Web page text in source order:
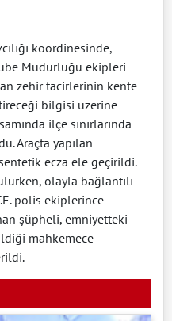
koordinesinde,
Müdürlüğü ekipleri
zehir tacirlerinin kente
bilgisi üzerine
ilçe sınırlarında
Araçta yapılan
ecza ele geçirildi.
olayla bağlantılı
polis ekiplerince
şüpheli, emniyetteki
mahkemece